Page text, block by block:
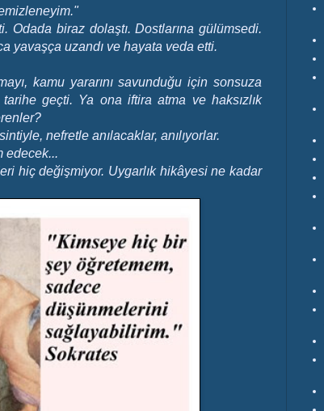
Odada biraz dolaştı. Dostlarına gülümsedi.
yavaşça uzandı ve hayata veda etti.
kamu yararını savunduğu için sonsuza
geçti. Ya ona iftira atma ve haksızlık
nefretle anılacaklar, anılıyorlar.
edecek...
hiç değişmiyor. Uygarlık hikâyesi ne kadar